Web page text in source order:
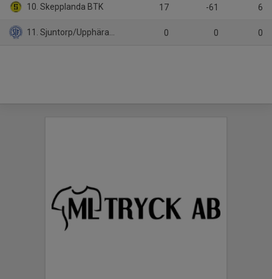
10. Skepplanda BTK 17 -61 6
11. Sjuntorp/Upphärad (9:9) 0 0 0